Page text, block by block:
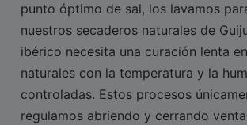
punto óptimo de sal, los lavamos
nuestros secaderos naturales de
ibérico necesita una curación lenta
naturales con la temperatura y la
controladas. Estos procesos
regulamos abriendo y cerrando